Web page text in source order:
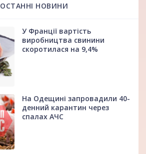
ОСТАННІ НОВИНИ
У Франції вартість
виробництва свинини
скоротилася на 9,4%
На Одещині запровадили 40-
денний карантин через
спалах АЧС